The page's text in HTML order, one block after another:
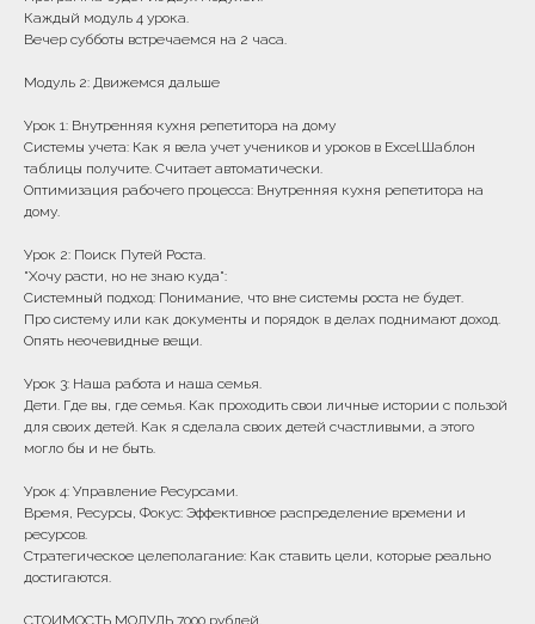
Каждый модуль 4 урока.
Вечер субботы встречаемся на 2 часа.
Модуль 2: Движемся дальше
Урок 1: Внутренняя кухня репетитора на дому
Системы учета: Как я вела учет учеников и уроков в Excel.Шаблон
таблицы получите. Считает автоматически.
Оптимизация рабочего процесса: Внутренняя кухня репетитора на
дому.
Урок 2: Поиск Путей Роста.
"Хочу расти, но не знаю куда":
Системный подход: Понимание, что вне системы роста не будет.
Про систему или как документы и порядок в делах поднимают доход.
Опять неочевидные вещи.
Урок 3: Наша работа и наша семья.
Дети. Где вы, где семья. Как проходить свои личные истории с пользой
для своих детей. Как я сделала своих детей счастливыми, а этого
могло бы и не быть.
Урок 4: Управление Ресурсами.
Время, Ресурсы, Фокус: Эффективное распределение времени и
ресурсов.
Стратегическое целеполагание: Как ставить цели, которые реально
достигаются.
СТОИМОСТЬ МОДУЛЬ 7000 рублей.
Часы работы: